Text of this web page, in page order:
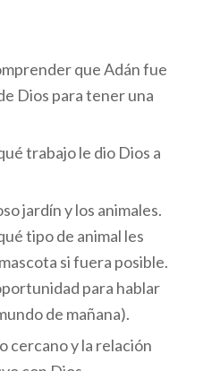
que Adán fue
Dios para tener una
trabajo le dio Dios a
jardín y los animales.
tipo de animal les
si fuera posible.
para hablar
de mañana).
cercano y la relación